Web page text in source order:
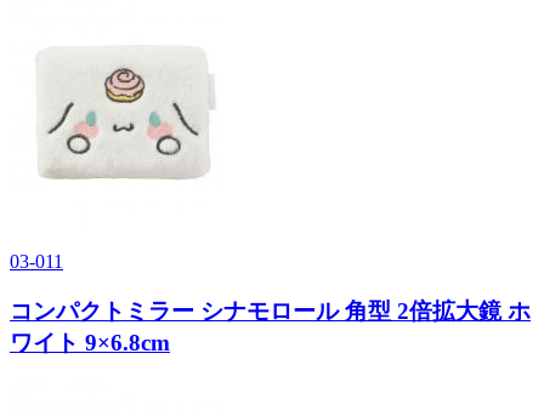
03-011
コンパクトミラー シナモロール 角型 2倍拡大鏡 ホ
ワイト 9×6.8cm